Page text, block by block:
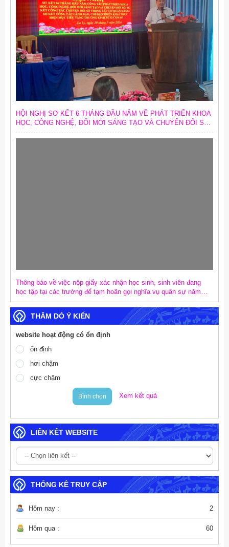
HỘI NGHỊ SƠ KẾT 6 THÁNG ĐẦU NĂM VỀ PHÁT TRIỂN KHOA
HỌC, CÔNG NGHỆ, ĐỔI MỚI SÁNG TẠO VÀ CHUYỂN ĐỔI SỐ;
SƠ KẾT CÔNG TÁC CHUYỂN ĐỔI SỐ TRONG CÁC CƠ QUAN
ĐẢNG VÀ TRIỂN KHAI MỤC TIÊU TĂNG TRƯỞNG KINH TẾ 02
Thông báo về việc nộp giấy xác nhận học sinh, sinh viên đang
học tập tại các trường để tạm hoãn gọi nghĩa vụ quân sự năm
2027
THĂM DÒ Ý KIẾN
website hoạt động có ổn định
ổn định
hơi chậm
cực chậm
Bình chọn Xem kết quả
LIÊN KẾT WEBSITE
THỐNG KÊ TRUY CẬP
Hôm nay : 2
Hôm qua : 60